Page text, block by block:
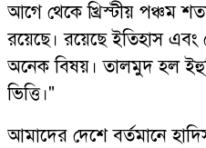
আগে থেকে খ্রিস্টীয় পঞ্চম
রয়েছে। রয়েছে ইতিহাস
অনেক বিষয়। তালমুদ হল
ভিত্তি।"
আমাদের দেশে বর্তমানে